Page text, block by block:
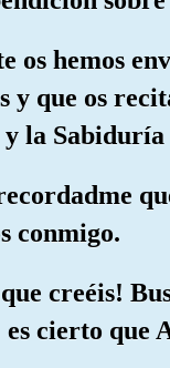
os hemos
y que os
la Sabiduría
conmigo.
creéis!
cierto que